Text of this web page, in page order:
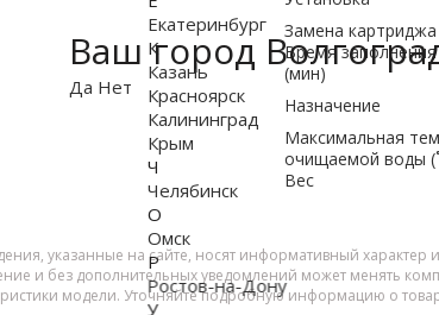
Замена картриджа
Время
(мин)
Назначение
Максимальная
очищаемой воды
Вес
указанные на сайте, носят информативный
и без дополнительных уведомлений может менять
модели. Уточняйте подробную информацию о
Ваш город
Да Нет
Екатеринбург
К
Казань
Красноярск
Калининград
Крым
Ч
Челябинск
О
Омск
Р
Ростов-на-Дону
У